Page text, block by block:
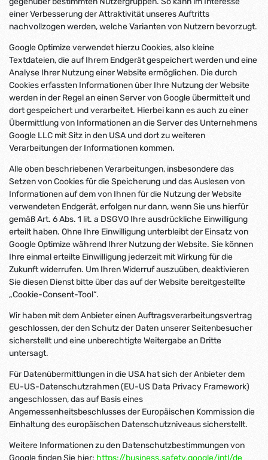
einer Verbesserung der Attraktivität unseres Auftritts
nachvollzogen werden, welche Varianten von Nutzern bevorzugt.
Google Optimize verwendet hierzu Cookies, also kleine
Textdateien, die auf Ihrem Endgerät gespeichert werden und eine
Analyse Ihrer Nutzung einer Website ermöglichen. Die durch
Cookies erfassten Informationen über Ihre Nutzung der Website
werden in der Regel an einen Server von Google übermittelt und
dort gespeichert und verarbeitet. Hierbei kann es auch zu einer
Übermittlung von Informationen an die Server des Unternehmens
Google LLC mit Sitz in den USA und dort zu weiteren
Verarbeitungen der Informationen kommen.
Alle oben beschriebenen Verarbeitungen, insbesondere das
Setzen von Cookies für die Speicherung und das Auslesen von
Informationen auf dem von Ihnen für die Nutzung der Website
verwendeten Endgerät, erfolgen nur dann, wenn Sie uns hierfür
gemäß Art. 6 Abs. 1 lit. a DSGVO Ihre ausdrückliche Einwilligung
erteilt haben. Ohne Ihre Einwilligung unterbleibt der Einsatz von
Google Optimize während Ihrer Nutzung der Website. Sie können
Ihre einmal erteilte Einwilligung jederzeit mit Wirkung für die
Zukunft widerrufen. Um Ihren Widerruf auszuüben, deaktivieren
Sie diesen Dienst bitte über das auf der Website bereitgestellte
„Cookie-Consent-Tool“.
Wir haben mit dem Anbieter einen Auftragsverarbeitungsvertrag
geschlossen, der den Schutz der Daten unserer Seitenbesucher
sicherstellt und eine unberechtigte Weitergabe an Dritte
untersagt.
Für Datenübermittlungen in die USA hat sich der Anbieter dem
EU-US-Datenschutzrahmen (EU-US Data Privacy Framework)
angeschlossen, das auf Basis eines
Angemessenheitsbeschlusses der Europäischen Kommission die
Einhaltung des europäischen Datenschutzniveaus sicherstellt.
Weitere Informationen zu den Datenschutzbestimmungen von